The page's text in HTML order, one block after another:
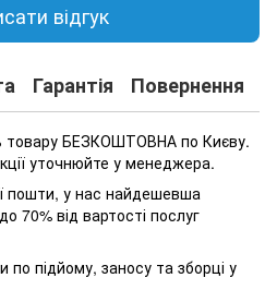
відгук
Гарантія Повернення
товару БЕЗКОШТОВНА по Києву.
уточнюйте у менеджера.
пошти, у нас найдешевша
70% від вартості послуг
підйому, заносу та зборці у